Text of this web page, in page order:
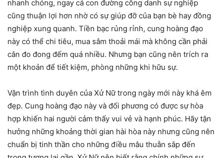
nhanh chóng, ngay cả con đường công danh sự nghiệp
cũng thuận lợi hơn nhờ có sự giúp đỡ của bạn bè hay đồng
nghiệp xung quanh. Tiền bạc rủng rỉnh, cung hoàng đạo
này có thể chi tiêu, mua sắm thoải mái mà không cần phải
cân đo đong đếm quá nhiều. Nhưng bạn cũng nên trích ra
một khoản để tiết kiệm, phòng những khi hữu sự.
Vận trình tình duyên của Xử Nữ trong ngày mới này khá êm
đẹp. Cung hoàng đạo này và đối phương có được sự hòa
hợp khiến hai người cảm thấy vui vẻ và hạnh phúc. Hãy tận
hưởng những khoảng thời gian hài hòa này nhưng cũng nên
chuẩn bị tinh thần cho những điều mâu thuẫn sắp đến